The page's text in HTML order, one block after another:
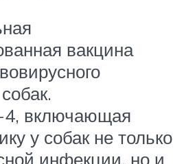
вакцина
4, включающая
у собак не только
инфекции, но и